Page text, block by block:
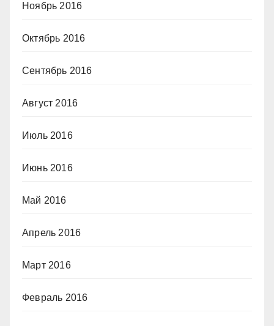
Ноябрь 2016
Октябрь 2016
Сентябрь 2016
Август 2016
Июль 2016
Июнь 2016
Май 2016
Апрель 2016
Март 2016
Февраль 2016